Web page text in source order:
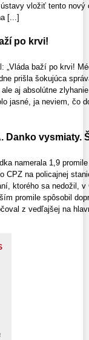
vložiť tento nový
[...]
po krvi!
„Vláda baží po krvi!
prišla šokujúca
aj absolútne
jasné, ja neviem, čo
Danko vysmiaty.
namerala 1,9
CPZ na policajnej
ktorého sa nedožil,
promile spôsobil
z vedľajšej na